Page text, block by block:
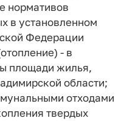
нормативов
в установленном
Федерации
- в
площади жилья,
области;
отходами
твердых